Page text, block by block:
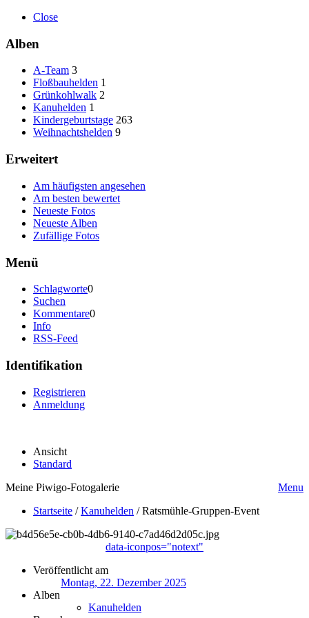
Close
Alben
A-Team 3
Floßbauhelden 1
Grünkohlwalk 2
Kanuhelden 1
Kindergeburtstage 263
Weihnachtshelden 9
Erweitert
Am häufigsten angesehen
Am besten bewertet
Neueste Fotos
Neueste Alben
Zufällige Fotos
Menü
Schlagworte0
Suchen
Kommentare0
Info
RSS-Feed
Identifikation
Registrieren
Anmeldung
Ansicht
Standard
Meine Piwigo-Fotogalerie
Menu
Startseite /Kanuhelden /Ratsmühle-Gruppen-Event
data-iconpos="notext"
Veröffentlicht am
Montag, 22. Dezember 2025
Alben
Kanuhelden